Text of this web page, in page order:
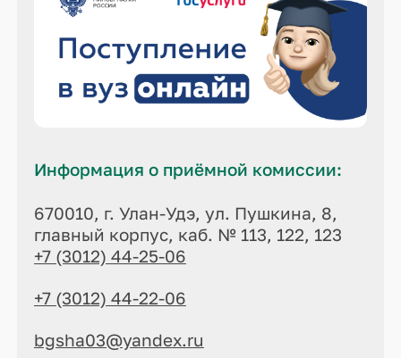
Информация о приёмной комиссии:
670010, г. Улан-Удэ, ул. Пушкина, 8,
главный корпус, каб. № 113, 122, 123
+7 (3012) 44-25-06
+7 (3012) 44-22-06
bgsha03@yandex.ru